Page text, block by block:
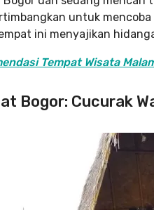
untuk
ini menyajikan
Tempat Wisata
Bogor: Cucurak